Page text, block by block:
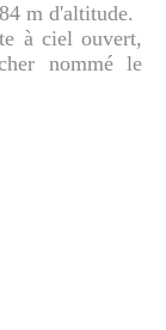
m d'altitude.
à ciel ouvert,
nommé le